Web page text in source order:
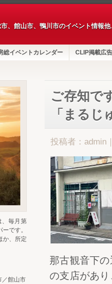
、館山市、鴨川市のイベント情報
総イベントカレンダー CLIP掲載広告
ご存知で
「まるじ
投稿者：admin
那古観音下
の支店があ
、毎月第
です。
か、所定
／館山市